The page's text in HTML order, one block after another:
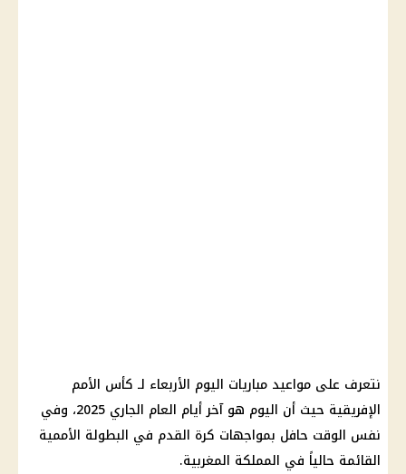
نتعرف على مواعيد مباريات اليوم الأربعاء لـ كأس الأمم
الإفريقية حيث أن اليوم هو آخر أيام العام الجاري 2025، وفي
نفس الوقت حافل بمواجهات كرة القدم في البطولة الأممية
القائمة حالياً في المملكة المغربية.